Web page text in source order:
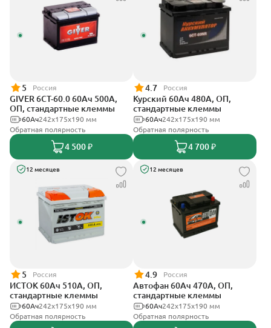
5 Россия
GIVER 6СТ-60.0 60Ач 500А,
ОП, стандартные клеммы
242х175х190 мм
60Ач
Обратная полярность
4 500 ₽
4.7 Россия
Курский 60Ач 480А, ОП,
стандартные клеммы
242x175x190 мм
60Ач
Обратная полярность
4 700 ₽
12 месяцев
5 Россия
ИСТОК 60Ач 510А, ОП,
стандартные клеммы
242x175x190 мм
60Ач
Обратная полярность
12 месяцев
4.9 Россия
Автофан 60Ач 470А, ОП,
стандартные клеммы
242х175х190 мм
60Ач
Обратная полярность